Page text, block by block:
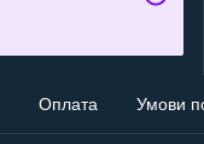
Оплата Умови